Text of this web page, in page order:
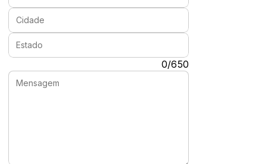
Cidade:
Estado:
0/650